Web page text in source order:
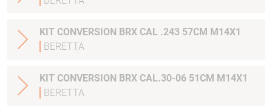
KIT CONVERSION BRX CAL .243 57CM M14X1
BERETTA
KIT CONVERSION BRX CAL.30-06 51CM M14X1
BERETTA